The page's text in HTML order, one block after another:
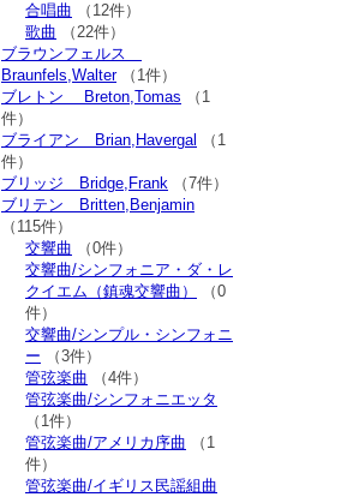
合唱曲 （12件）
歌曲 （22件）
ブラウンフェルス
Braunfels,Walter（1件）
ブレトン Breton,Tomas （1
件）
ブライアン Brian,Havergal
（1
件）
ブリッジ Bridge,Frank （7件）
ブリテン Britten,Benjamin
（115件）
交響曲 （0件）
交響曲/シンフォニア・ダ・レ
クイエム（鎮魂交響曲）
（0
件）
交響曲/シンプル・シンフォニ
ー （3件）
管弦楽曲 （4件）
管弦楽曲/シンフォニエッタ
（1件）
管弦楽曲/アメリカ序曲 （1
件）
管弦楽曲/イギリス民謡組曲